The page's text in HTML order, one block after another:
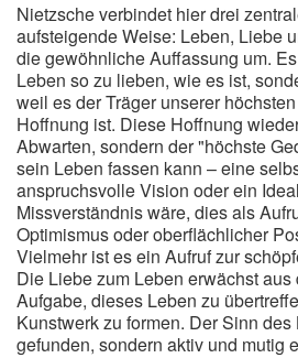
Nietzsche verbindet hier drei
aufsteigende Weise: Leben, Liebe
die gewöhnliche Auffassung um.
Leben so zu lieben, wie es ist,
weil es der Träger unserer
Hoffnung ist. Diese Hoffnung
Abwarten, sondern der "höchste
sein Leben fassen kann – eine
anspruchsvolle Vision oder ein
Missverständnis wäre, dies als
Optimismus oder oberflächlicher
Vielmehr ist es ein Aufruf zur
Die Liebe zum Leben erwächst
Aufgabe, dieses Leben zu
Kunstwerk zu formen. Der Sinn
gefunden, sondern aktiv und mutig